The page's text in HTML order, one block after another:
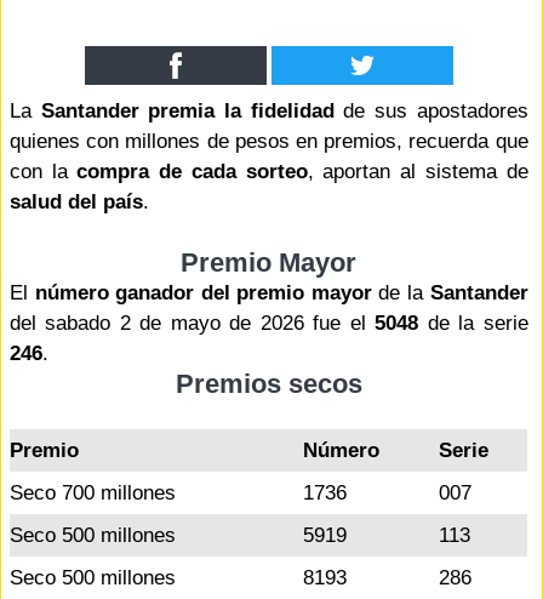
La Santander premia la fidelidadde sus apostadores
quienes con millones de pesos en premios, recuerda que
con lacompra de cada sorteo, aportan al sistema de
salud del país.
Premio Mayor
El número ganador del premio mayorde la Santander
del sabado 2 de mayo de 2026 fue el5048 de la serie
246.
Premios secos
Premio Número
Serie
Seco 700 millones
1736
007
Seco 500 millones
5919
113
Seco 500 millones
8193
286